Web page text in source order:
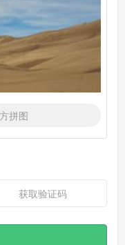
拼图
获取验证码